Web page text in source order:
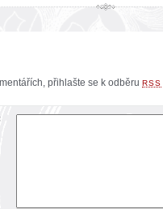
přihlašte se k odběru RSS